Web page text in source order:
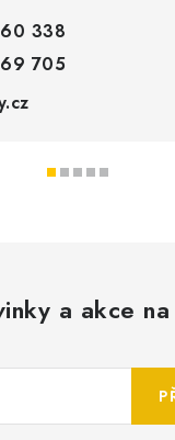
338
705
a akce